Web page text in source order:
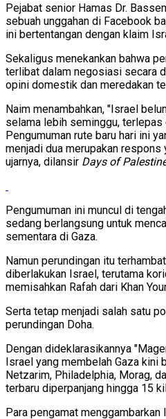
Pejabat senior Hamas Dr.
sebuah unggahan di Facebook
ini bertentangan dengan klaim
Sekaligus menekankan bahwa
terlibat dalam negosiasi secara
opini domestik dan meredakan
Naim menambahkan, "Israel
selama lebih seminggu, terlepas
Pengumuman rute baru hari ini
menjadi dua merupakan respons
ujarnya, dilansir Days of
Pengumuman ini muncul di
sedang berlangsung untuk
sementara di Gaza.
Namun perundingan itu
diberlakukan Israel, terutama
memisahkan Rafah dari Khan
Serta tetap menjadi salah satu
perundingan Doha.
Dengan dideklarasikannya
Israel yang membelah Gaza kini
Netzarim, Philadelphia, Morag,
terbaru diperpanjang hingga 15
Para pengamat